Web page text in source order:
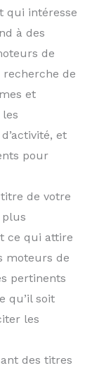
qui intéresse
à des
de
de
et
et
pour
de votre
plus
ce qui attire
moteurs de
pertinents
qu’il soit
les
des titres